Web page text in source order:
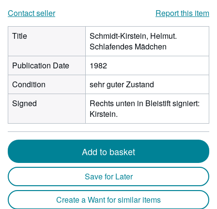
Contact seller
Report this item
Title
Schmidt-Kirstein, Helmut.
Schlafendes Mädchen
Publication Date
1982
Condition
sehr guter Zustand
Signed
Rechts unten in Bleistift signiert:
Kirstein.
Add to basket
Save for Later
Create a Want for similar items